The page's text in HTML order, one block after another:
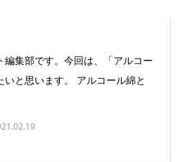
編集部です。今回は、「アルコー
いと思います。 アルコール綿と